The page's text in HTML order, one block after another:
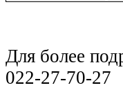
Для более
022-27-70-27